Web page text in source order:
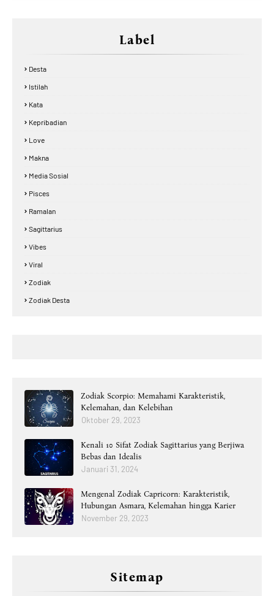
Label
Desta
Istilah
Kata
Kepribadian
Love
Makna
Media Sosial
Pisces
Ramalan
Sagittarius
Vibes
Viral
Zodiak
Zodiak Desta
Zodiak Scorpio: Memahami Karakteristik,
Kelemahan, dan Kelebihan
Oktober 29, 2023
Kenali 10 Sifat Zodiak Sagittarius yang Berjiwa
Bebas dan Idealis
Januari 31, 2024
Mengenal Zodiak Capricorn: Karakteristik,
Hubungan Asmara, Kelemahan hingga Karier
November 29, 2023
Sitemap